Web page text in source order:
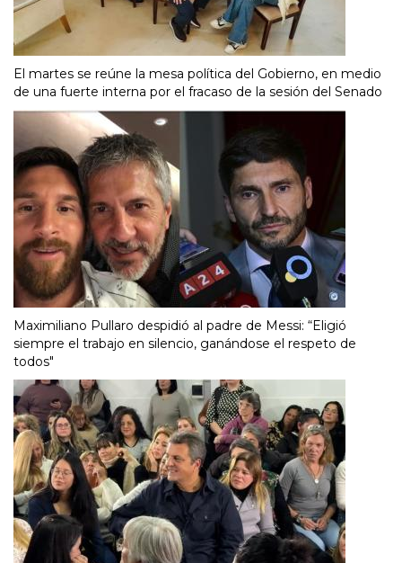
El martes se reúne la mesa política del Gobierno, en medio
de una fuerte interna por el fracaso de la sesión del Senado
Maximiliano Pullaro despidió al padre de Messi: “Eligió
siempre el trabajo en silencio, ganándose el respeto de
todos"